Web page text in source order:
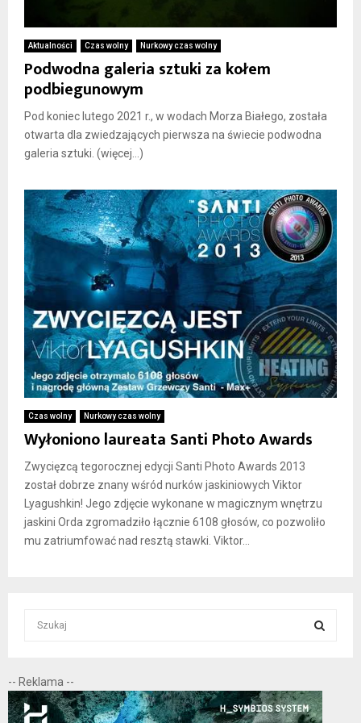
Aktualności Czas wolny Nurkowy czas wolny
Podwodna galeria sztuki za kołem
podbiegunowym
Pod koniec lutego 2021 r., w wodach Morza Białego, została
otwarta dla zwiedzających pierwsza na świecie podwodna
galeria sztuki. (więcej…)
Czas wolny Nurkowy czas wolny
Wyłoniono laureata Santi Photo Awards
Zwycięzcą tegorocznej edycji Santi Photo Awards 2013
został dobrze znany wśród nurków jaskiniowych Viktor
Lyagushkin! Jego zdjęcie wykonane w magicznym wnętrzu
jaskini Orda zgromadziło łącznie 6108 głosów, co pozwoliło
mu zatriumfować nad resztą stawki. Viktor...
c
h
f
E
-- Reklama --